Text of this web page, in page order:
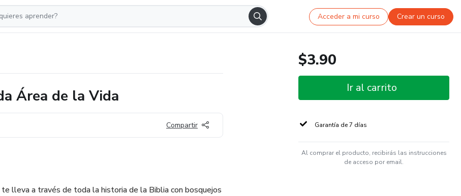
Acceder a mi curso Crear un curso
Área de la Vida
Compartir
lleva a través de toda la historia de la Biblia con bosquejos
$3.90
Ir al carrito
Garantía de 7 días
Al comprar el producto, recibirás las instrucciones
de acceso por email.